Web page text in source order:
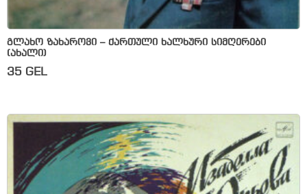
გლახო ზახაროვი – ქართული ხალხური სიმღერები
(ახალი)
35 GEL